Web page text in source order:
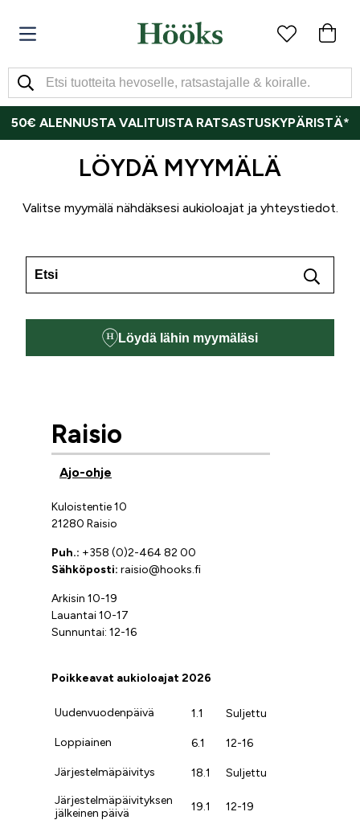
50€ ALENNUSTA VALITUISTA RATSASTUSKYPÄRISTÄ*
LÖYDÄ MYYMÄLÄ
Valitse myymälä nähdäksesi aukioloajat ja yhteystiedot.
Löydä lähin myymäläsi
Raisio
Ajo-ohje
Kuloistentie 10
21280 Raisio
Puh.: +358 (0)2-464 82 00
Sähköposti: raisio@hooks.fi
Arkisin 10-19
Lauantai 10-17
Sunnuntai: 12-16
Poikkeavat aukioloajat 2026
Uudenvuodenpäivä 1.1 Suljettu
Loppiainen 6.1 12-16
Järjestelmäpäivitys 18.1
Suljettu
Järjestelmäpäivityksen
jälkeinen päivä
19.1 12-19